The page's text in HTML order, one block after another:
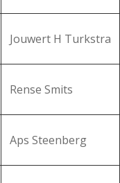
Jouwert H Turkstra
Rense Smits
Aps Steenberg